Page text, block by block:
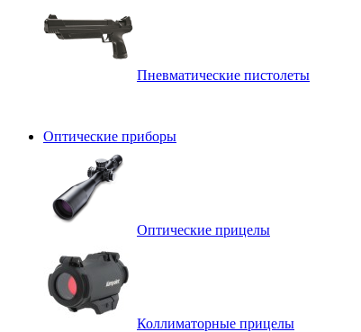
Пневматические пистолеты
Оптические приборы
Оптические прицелы
Коллиматорные прицелы